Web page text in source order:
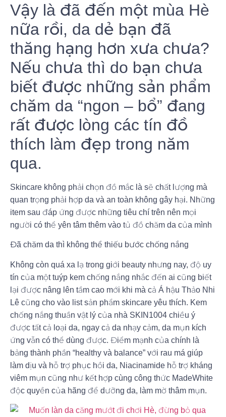
Vậy là đã đến một mùa Hè
nữa rồi, da dẻ bạn đã
thăng hạng hơn xưa chưa?
Nếu chưa thì do bạn chưa
biết được những sản phẩm
chăm da “ngon – bổ” đang
rất được lòng các tín đồ
thích làm đẹp trong năm
qua.
Skincare không phải chọn đồ mắc là sẽ chất lượng mà
quan trọng phải hợp da và an toàn không gây hại. Những
item sau đáp ứng được những tiêu chí trên nên mọi
người có thể yên tâm thêm vào tủ đồ chăm da của mình
Đã chăm da thì không thể thiếu bước chống nắng
Không còn quá xa lạ trong giới beauty nhưng nay, độ uy
tín của một tuýp kem chống nắng nhắc đến ai cũng biết
lại được nâng lên tầm cao mới khi mà cả Á hậu Thảo Nhi
Lê cũng cho vào list sản phẩm skincare yêu thích. Kem
chống nắng thuần vật lý của nhà SKIN1004 chiều ý
được tất cả loại da, ngay cả da nhạy cảm, da mụn kích
ứng vẫn có thể dùng được. Điểm mạnh của chính là
bảng thành phần “healthy và balance” với rau má giúp
làm dịu và hỗ trợ phục hồi da, Niacinamide hỗ trợ kháng
viêm mụn cũng như kết hợp cùng công thức MadeWhite
độc quyền của hãng để dưỡng da, làm mờ thâm mụn.